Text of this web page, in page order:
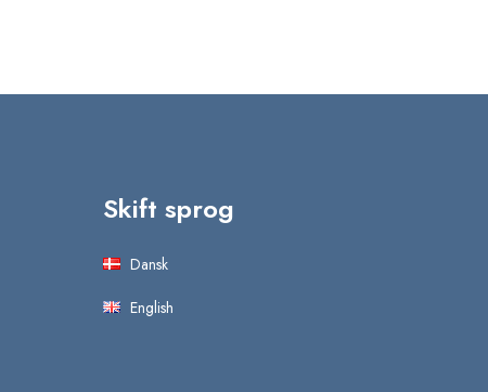
Skift sprog
Dansk
English